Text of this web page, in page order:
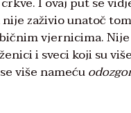
zaživio unatoč
vjernicima.
i sveci koji su
više nameću